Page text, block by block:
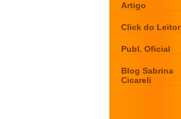
Artigo
Click do Leitor
Publ. Oficial
Blog Sabrina
Cicareli